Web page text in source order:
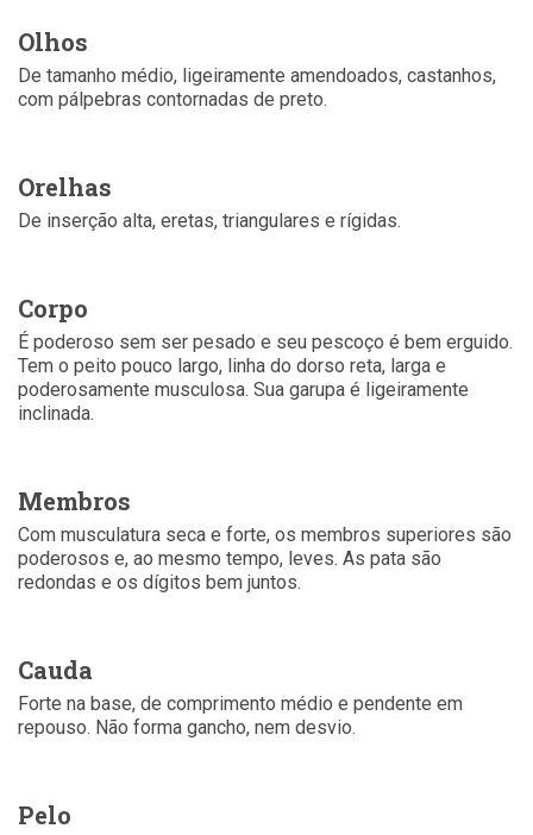
Olhos
De tamanho médio, ligeiramente amendoados, castanhos,
com pálpebras contornadas de preto.
Orelhas
De inserção alta, eretas, triangulares e rígidas.
Corpo
É poderoso sem ser pesado e seu pescoço é bem erguido.
Tem o peito pouco largo, linha do dorso reta, larga e
poderosamente musculosa. Sua garupa é ligeiramente
inclinada.
Membros
Com musculatura seca e forte, os membros superiores são
poderosos e, ao mesmo tempo, leves. As pata são
redondas e os dígitos bem juntos.
Cauda
Forte na base, de comprimento médio e pendente em
repouso. Não forma gancho, nem desvio.
Pelo